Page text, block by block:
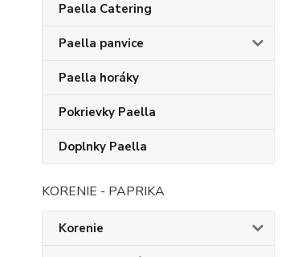
Paella Catering
Paella panvice
Paella horáky
Pokrievky Paella
Doplnky Paella
KORENIE - PAPRIKA
Korenie